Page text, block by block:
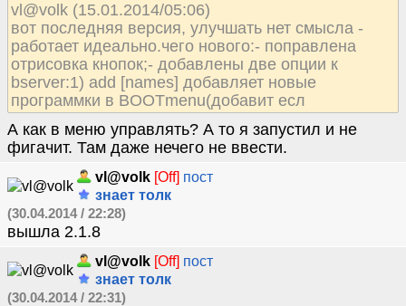
vl@volk (15.01.2014/05:06)
вот последняя версия, улучшать нет смысла -
работает идеально.чего нового:- поправлена
отрисовка кнопок;- добавлены две опции к
bserver:1) add [names] добавляет новые
программки в BOOTmenu(добавит есл
А как в меню управлять? А то я запустил и не
фигачит. Там даже нечего не ввести.
vl@volk [Off] пост
знает толк
(30.04.2014 / 22:28)
вышла 2.1.8
vl@volk [Off] пост
знает толк
(30.04.2014 / 22:31)